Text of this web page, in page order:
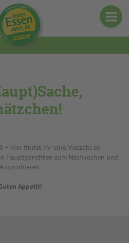
– hier findet ihr eine Vielzahl an
Hauptgerichten zum Nachkochen und
Ausprobieren.
Appetit!